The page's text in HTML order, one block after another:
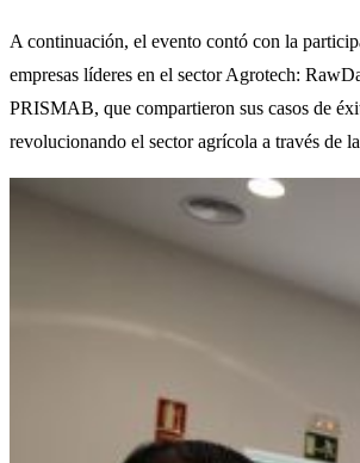
A continuación, el evento contó con la
empresas líderes en el sector Agrotech:
PRISMAB, que compartieron sus casos de
revolucionando el sector agrícola a través de